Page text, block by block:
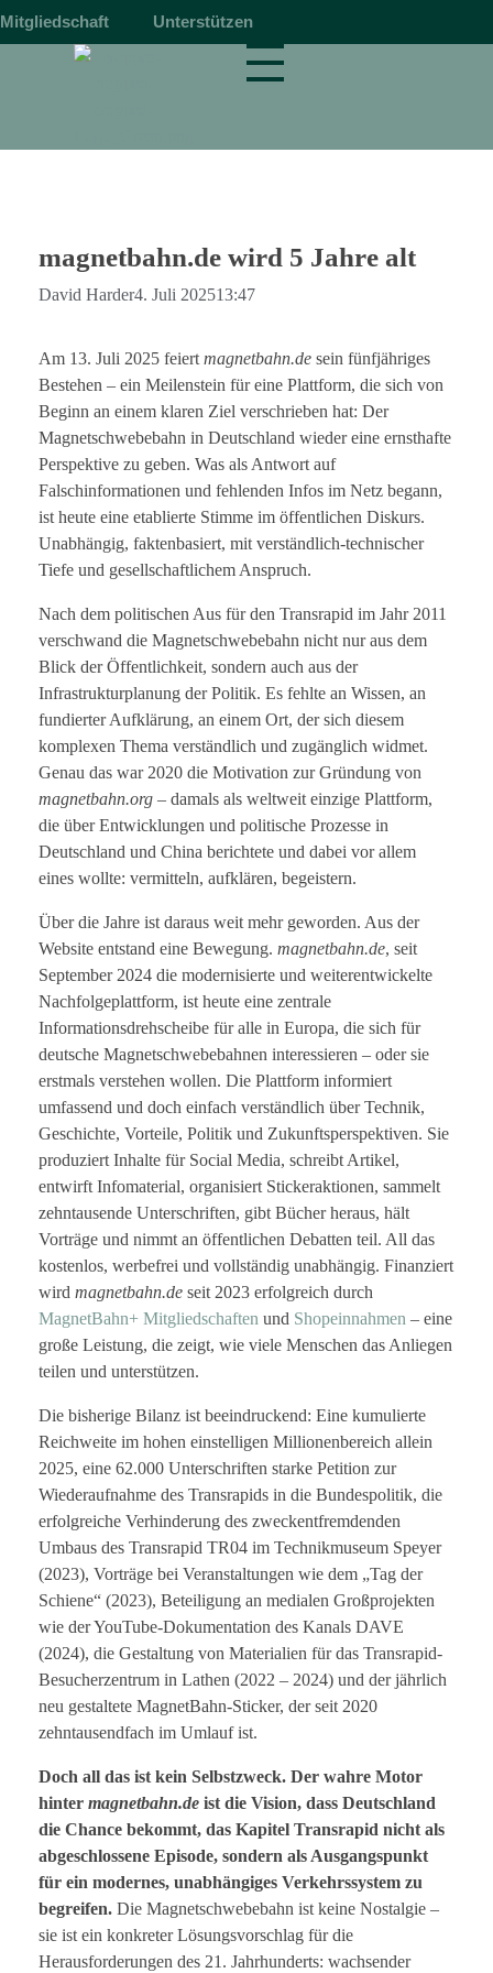
Mitgliedschaft Unterstützen
magnetbahn.de wird 5 Jahre alt
David Harder4. Juli 202513:47
Am 13. Juli 2025 feiert magnetbahn.de sein fünfjähriges
Bestehen – ein Meilenstein für eine Plattform, die sich von
Beginn an einem klaren Ziel verschrieben hat: Der
Magnetschwebebahn in Deutschland wieder eine ernsthafte
Perspektive zu geben. Was als Antwort auf
Falschinformationen und fehlenden Infos im Netz begann,
ist heute eine etablierte Stimme im öffentlichen Diskurs.
Unabhängig, faktenbasiert, mit verständlich-technischer
Tiefe und gesellschaftlichem Anspruch.
Nach dem politischen Aus für den Transrapid im Jahr 2011
verschwand die Magnetschwebebahn nicht nur aus dem
Blick der Öffentlichkeit, sondern auch aus der
Infrastrukturplanung der Politik. Es fehlte an Wissen, an
fundierter Aufklärung, an einem Ort, der sich diesem
komplexen Thema verständlich und zugänglich widmet.
Genau das war 2020 die Motivation zur Gründung von
magnetbahn.org – damals als weltweit einzige Plattform,
die über Entwicklungen und politische Prozesse in
Deutschland und China berichtete und dabei vor allem
eines wollte: vermitteln, aufklären, begeistern.
Über die Jahre ist daraus weit mehr geworden. Aus der
Website entstand eine Bewegung. magnetbahn.de, seit
September 2024 die modernisierte und weiterentwickelte
Nachfolgeplattform, ist heute eine zentrale
Informationsdrehscheibe für alle in Europa, die sich für
deutsche Magnetschwebebahnen interessieren – oder sie
erstmals verstehen wollen. Die Plattform informiert
umfassend und doch einfach verständlich über Technik,
Geschichte, Vorteile, Politik und Zukunftsperspektiven. Sie
produziert Inhalte für Social Media, schreibt Artikel,
entwirft Infomaterial, organisiert Stickeraktionen, sammelt
zehntausende Unterschriften, gibt Bücher heraus, hält
Vorträge und nimmt an öffentlichen Debatten teil. All das
kostenlos, werbefrei und vollständig unabhängig. Finanziert
wird magnetbahn.de seit 2023 erfolgreich durch
MagnetBahn+ Mitgliedschaften und Shopeinnahmen – eine
große Leistung, die zeigt, wie viele Menschen das Anliegen
teilen und unterstützen.
Die bisherige Bilanz ist beeindruckend: Eine kumulierte
Reichweite im hohen einstelligen Millionenbereich allein
2025, eine 62.000 Unterschriften starke Petition zur
Wiederaufnahme des Transrapids in die Bundespolitik, die
erfolgreiche Verhinderung des zweckentfremdenden
Umbaus des Transrapid TR04 im Technikmuseum Speyer
(2023), Vorträge bei Veranstaltungen wie dem „Tag der
Schiene“ (2023), Beteiligung an medialen Großprojekten
wie der YouTube-Dokumentation des Kanals DAVE
(2024), die Gestaltung von Materialien für das Transrapid-
Besucherzentrum in Lathen (2022 – 2024) und der jährlich
neu gestaltete MagnetBahn-Sticker, der seit 2020
zehntausendfach im Umlauf ist.
Doch all das ist kein Selbstzweck. Der wahre Motor
hinter magnetbahn.de ist die Vision, dass Deutschland
die Chance bekommt, das Kapitel Transrapid nicht als
abgeschlossene Episode, sondern als Ausgangspunkt
für ein modernes, unabhängiges Verkehrssystem zu
begreifen. Die Magnetschwebebahn ist keine Nostalgie –
sie ist ein konkreter Lösungsvorschlag für die
Herausforderungen des 21. Jahrhunderts: wachsender